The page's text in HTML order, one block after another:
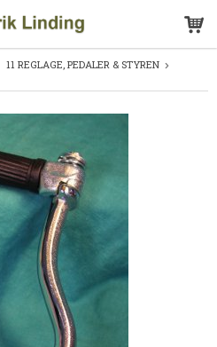
11 REGLAGE, PEDALER & STYREN